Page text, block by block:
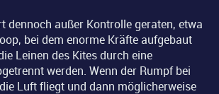
dennoch außer Kontrolle geraten, etwa
bei dem enorme Kräfte aufgebaut
Leinen des Kites durch eine
werden. Wenn der Rumpf bei
Luft fliegt und dann möglicherweise